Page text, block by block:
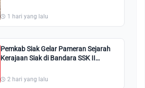
1 hari yang lalu
Pemkab Siak Gelar Pameran Sejarah
Kerajaan Siak di Bandara SSK II
2 hari yang lalu